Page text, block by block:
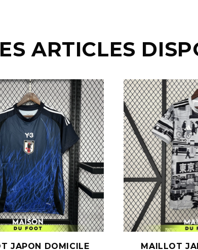
ARTICLES
JAPON DOMICILE
MAILLOT